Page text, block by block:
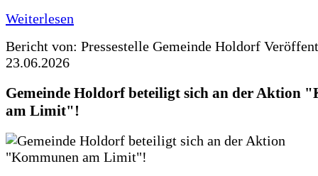
Weiterlesen
Bericht von: Pressestelle Gemeinde Holdorf
23.06.2026
Gemeinde Holdorf beteiligt sich an der Aktion
am Limit"!